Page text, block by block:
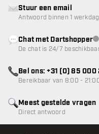
Meest gestelde vragen
Direct antwoord
Stuur een email
Antwoord binnen 1 werkdag
Chat met Dartshopper
De chat is 24/7
Bel ons: +31 (0) 85 000
Bereikbaar van 8:00 -